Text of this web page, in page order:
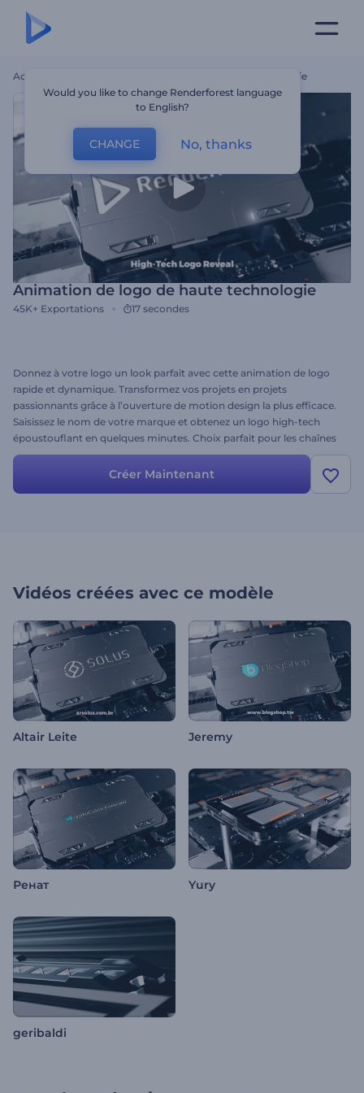
Accueil Animation De Logo De Haute Technologie
Animation de logo de haute technologie
45K+ Exportations 17 secondes
Donnez à votre logo un look parfait avec cette animation de logo
rapide et dynamique. Transformez vos projets en projets
passionnants grâce à l’ouverture de motion design la plus efficace.
Saisissez le nom de votre marque et obtenez un logo high-tech
époustouflant en quelques minutes. Choix parfait pour les chaînes
Youtube, les intros de sociétés informatiques, les publicités, les
chaînes de jeux vidéo de science-fiction, les bandes-annonces de
films, etc. Trouvez votre chemin vers le succès. Essayez dès
Créer Maintenant
Vidéos créées avec ce modèle
Altair Leite Jeremy
Ренат Yury
geribaldi
Would you like to change Renderforest language
to English?
CHANGE No, thanks